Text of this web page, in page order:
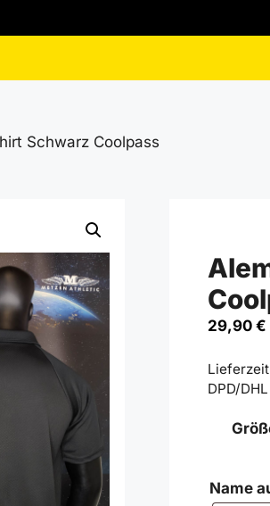
Schwarz Coolpass
29,90 €
DPD/DHL
Name